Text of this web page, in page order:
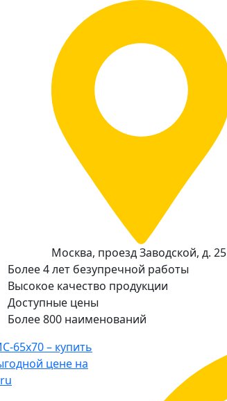
Москва, проезд Заводской, д. 25
Более 4 лет безупречной работы
Высокое качество продукции
Доступные цены
Более 800 наименований